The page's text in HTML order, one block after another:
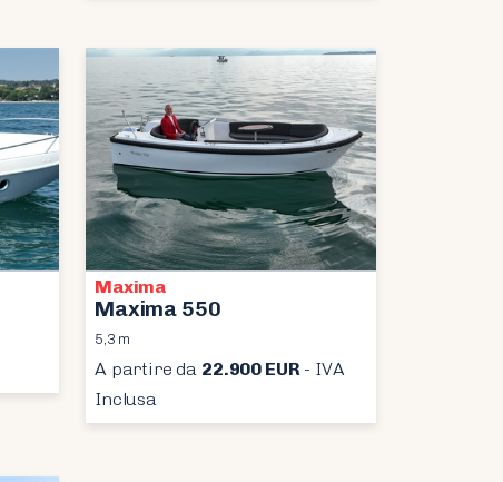
Maxima
Maxima 550
5,3 m
A partire da 22.900 EUR- IVA
Inclusa